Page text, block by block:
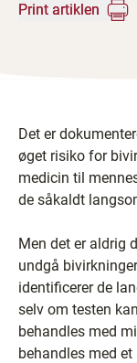
Print artiklen
Det er
øget risiko for
medicin til
de såkaldt
Men det er aldrig
undgå
identificerer de
selv om testen
behandles med
behandles med